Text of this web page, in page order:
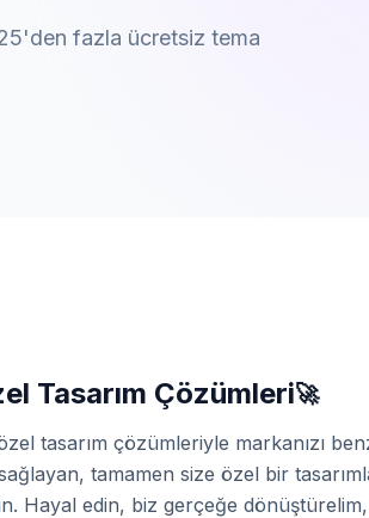
fazla ücretsiz tema
Tasarım Çözümleri🚀
tasarım çözümleriyle markanızı
tamamen size özel bir
Hayal edin, biz gerçeğe dönüştürelim,